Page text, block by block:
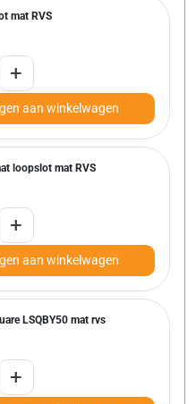
mat RVS
+
aan winkelwagen
loopslot mat RVS
+
aan winkelwagen
LSQBY50 mat rvs
+